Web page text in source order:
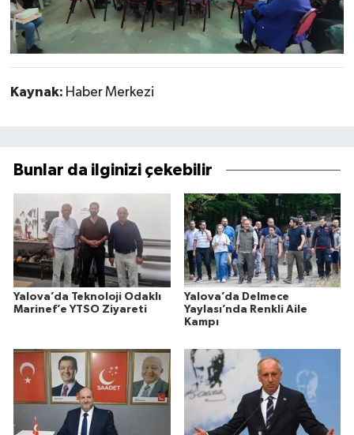
Kaynak: Haber Merkezi
Bunlar da ilginizi çekebilir
Yalova’da Teknoloji Odaklı
Marinef’e YTSO Ziyareti
Yalova’da Delmece
Yaylası’nda Renkli Aile
Kampı